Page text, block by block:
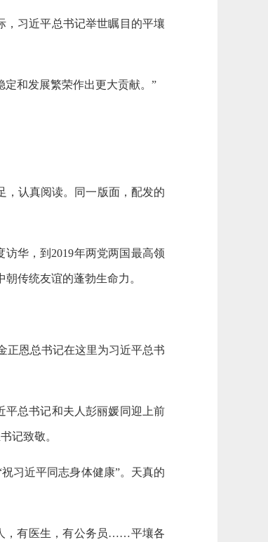
，习近平总书记举世瞩目的平壤
和发展繁荣作出更大贡献。”
，认真阅读。同一版面，配发的
华，到2019年两党两国最高领
传统友谊的蓬勃生命力。
正恩总书记在这里为习近平总书
平总书记和夫人彭丽媛同迎上前
记致敬。
习近平同志身体健康”。天真的
，有医生，有公务员……平壤各